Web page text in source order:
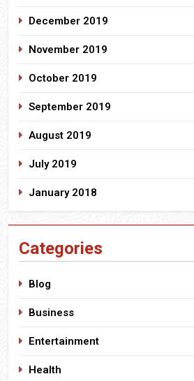
December 2019
November 2019
October 2019
September 2019
August 2019
July 2019
January 2018
Categories
Blog
Business
Entertainment
Health